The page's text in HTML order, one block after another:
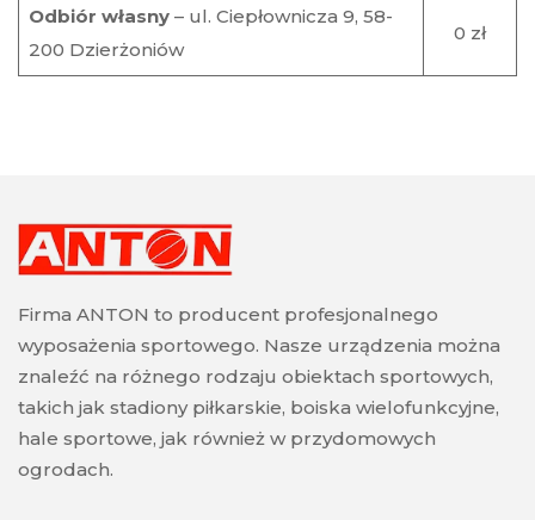
Odbiór własny– ul. Ciepłownicza 9, 58-
200 Dzierżoniów
0 zł
Firma ANTON to producent profesjonalnego
wyposażenia sportowego. Nasze urządzenia można
znaleźć na różnego rodzaju obiektach sportowych,
takich jak stadiony piłkarskie, boiska wielofunkcyjne,
hale sportowe, jak również w przydomowych
ogrodach.